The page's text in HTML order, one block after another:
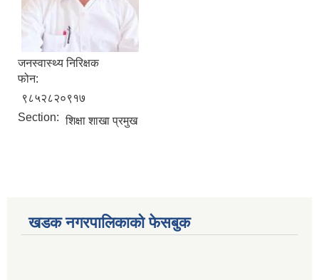
जनस्वास्थ्य निरिक्षक
फोन:
९८५२८२०९१७
Section: शिक्षा शाखा प्रमुख
खडक नगरपालिकाको फेसबुक